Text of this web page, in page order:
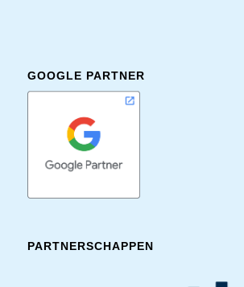
GOOGLE PARTNER
PARTNERSCHAPPEN